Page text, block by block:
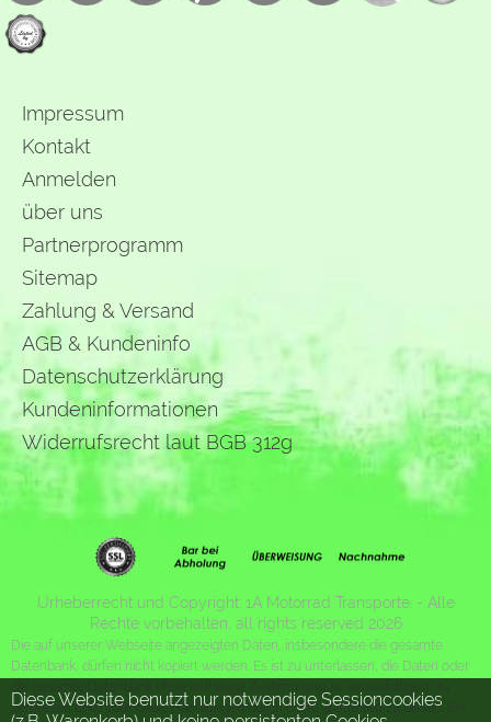
Diese Website benutzt nur notwendige Sessioncookies
Impressum
Kontakt
Anmelden
über uns
Partnerprogramm
Sitemap
Zahlung & Versand
AGB & Kundeninfo
Datenschutzerklärung
Kundeninformationen
Widerrufsrecht laut BGB 312g
Urheberrecht und Copyright: 1A Motorrad Transporte. - Alle
Rechte vorbehalten, all rights reserved 2026
Die auf unserer Webseite angezeigten Daten, insbesondere die gesamte
Datenbank, dürfen nicht kopiert werden. Es ist zu unterlassen, die Daten oder
die gesamte Datenbank ohne vorherige Zustimmung zu vervielfältigen, zu
verbreiten und/oder diese Handlungen durch Dritte ausführen zu lassen. Ein